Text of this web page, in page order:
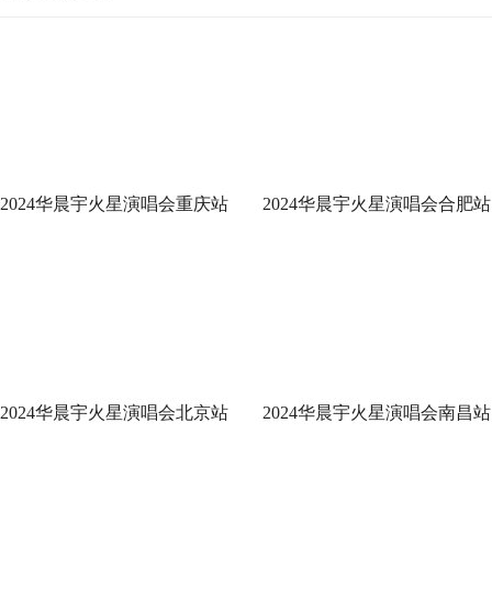
2024华晨宇火星演唱会重庆站 2024华晨宇火星演唱会合肥站
2024华晨宇火星演唱会北京站 2024华晨宇火星演唱会南昌站